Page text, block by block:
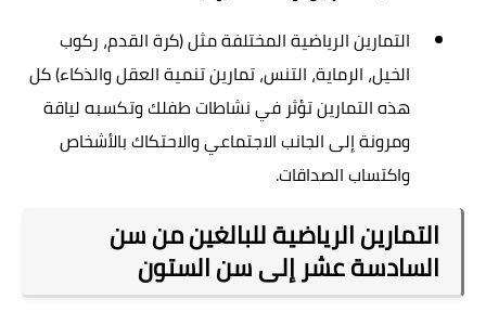
التمارين الرياضية المختلفة مثل (كرة القدم، ركوب
الخيل، الرماية، التنس، تمارين تنمية العقل والذكاء) كل
هذه التمارين تؤثر في نشاطات طفلك وتكسبه لياقة
ومرونة إلى الجانب الاجتماعي والاحتكاك بالأشخاص
واكتساب الصداقات.
التمارين الرياضية للبالغين من سن
السادسة عشر إلى سن الستون